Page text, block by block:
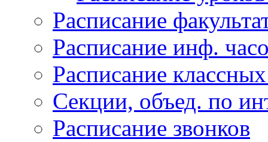
Расписание
Расписание инф.
Расписание
Секции, объед. по
Расписание звонков